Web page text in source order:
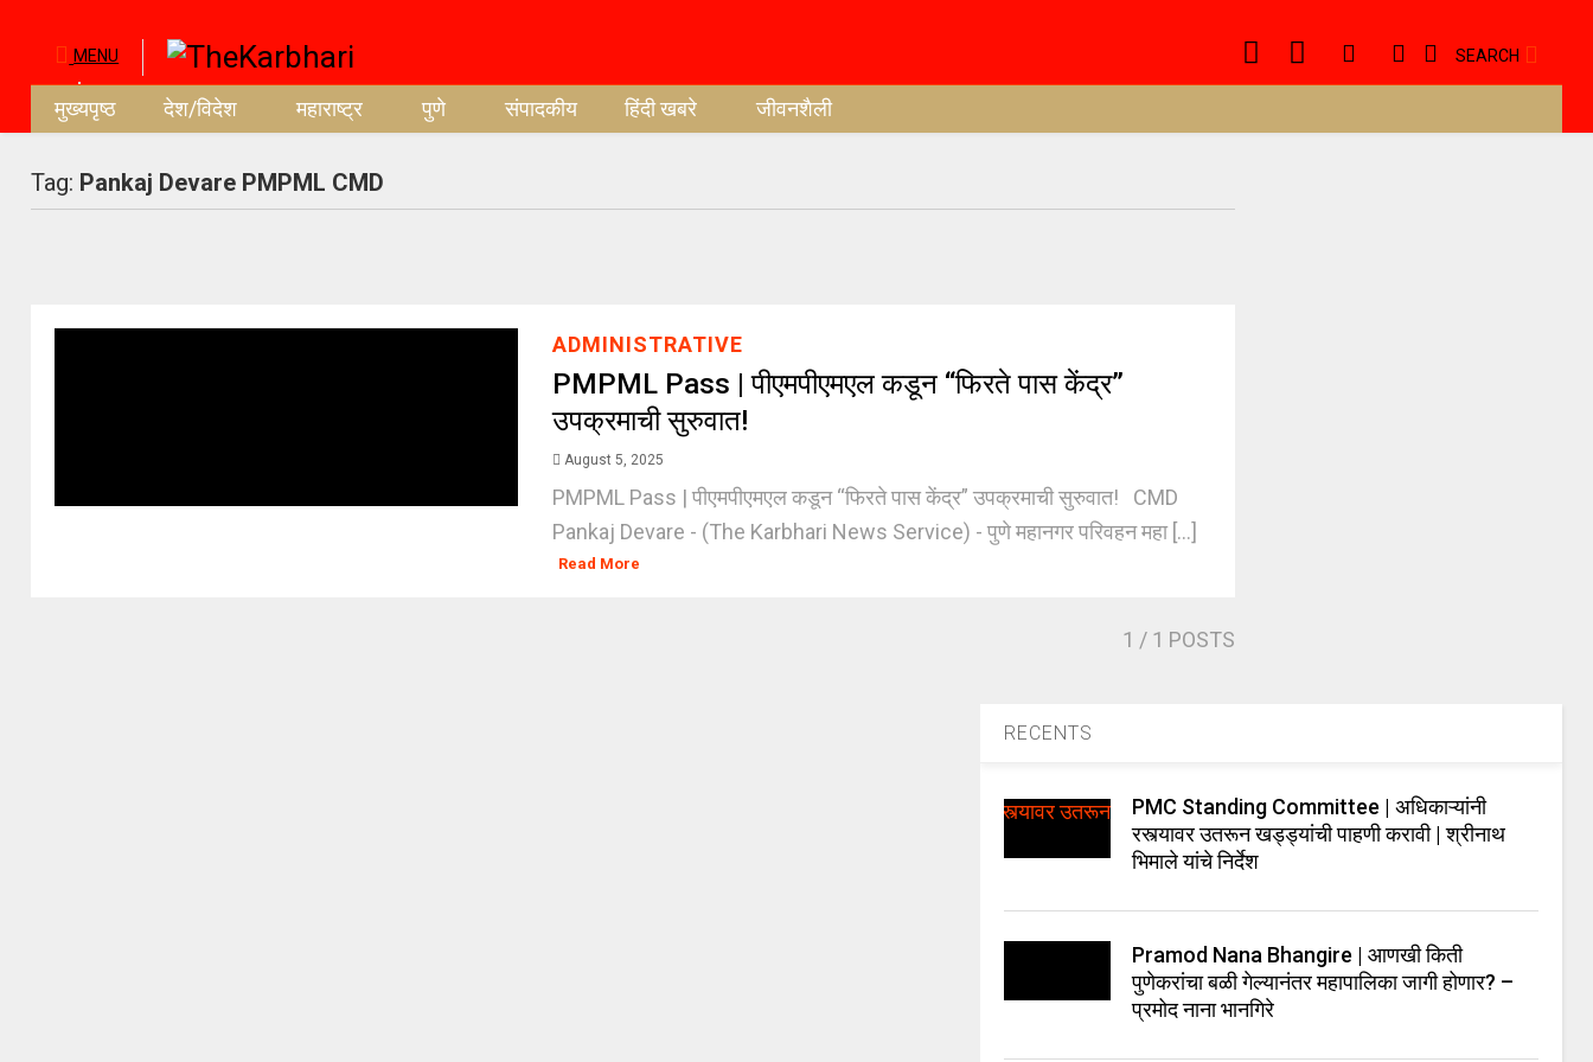
MENU SEARCH
मुख्यपृष्ठ देश/विदेश महाराष्ट्र पुणे संपादकीय हिंदी खबरे जीवनशैली
Tag: Pankaj Devare PMPML CMD
ADMINISTRATIVE
PMPML Pass | पीएमपीएमएल कडून “फिरते पास केंद्र”
उपक्रमाची सुरुवात!
August 5, 2025
PMPML Pass | पीएमपीएमएल कडून “फिरते पास केंद्र” उपक्रमाची सुरुवात! CMD
Pankaj Devare - (The Karbhari News Service) - पुणे महानगर परिवहन महा [...]
Read More
1 / 1 POSTS
RECENTS
PMC Standing Committee | अधिकाऱ्यांनी
रस्त्यावर उतरून खड्ड्यांची पाहणी करावी | श्रीनाथ
भिमाले यांचे निर्देश
Pramod Nana Bhangire | आणखी किती
पुणेकरांचा बळी गेल्यानंतर महापालिका जागी होणार? –
प्रमोद नाना भानगिरे